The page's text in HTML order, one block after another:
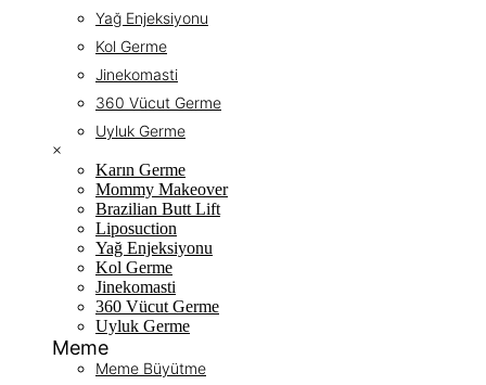
Yağ Enjeksiyonu
Kol Germe
Jinekomasti
360 Vücut Germe
Uyluk Germe
×
Karın Germe
Mommy Makeover
Brazilian Butt Lift
Liposuction
Yağ Enjeksiyonu
Kol Germe
Jinekomasti
360 Vücut Germe
Uyluk Germe
Meme
Meme Büyütme